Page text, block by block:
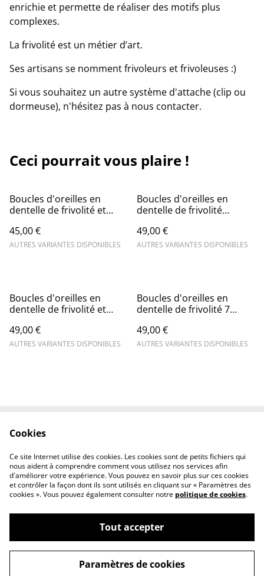
enrichie et permette de réaliser des motifs plus
complexes.
La frivolité est un métier d’art.
Ses artisans se nomment frivoleurs et frivoleuses :)
Si vous souhaitez un autre système d'attache (clip ou
dormeuse), n'hésitez pas à nous contacter.
Ceci pourrait vous plaire !
Boucles d'oreilles en
dentelle de frivolité et
45,00 €
AUTRES VARIANTES DISPONIBLES
Boucles d'oreilles en
dentelle de frivolité
49,00 €
AUTRES VARIANTES DISPONIBLES
Boucles d'oreilles en
dentelle de frivolité et
49,00 €
AUTRES VARIANTES DISPONIBLES
Boucles d'oreilles en
dentelle de frivolité 7
49,00 €
AUTRES VARIANTES DISPONIBLES
Conditions générales
Livraison
Cookies
Nous contacter
©2026maison corda
powered by
Cookies
Ce site Internet utilise des cookies. Les cookies sont de petits fichiers qui
nous aident à comprendre comment vous utilisez nos services afin
d'améliorer votre expérience. Vous pouvez en savoir plus sur ces cookies
et contrôler la façon dont ils sont utilisés en cliquant sur « Paramètres des
cookies ». Vous pouvez également consulter notre politique de cookies.
Tout accepter
Paramètres de cookies